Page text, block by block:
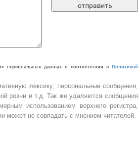
персональных данных в соответствии сПолитикой
лексику, персональные сообщения,
розни и т.д. Так же удаляются сообщения
использованием верхнего регистра,
может не совпадать с мнением читателей.